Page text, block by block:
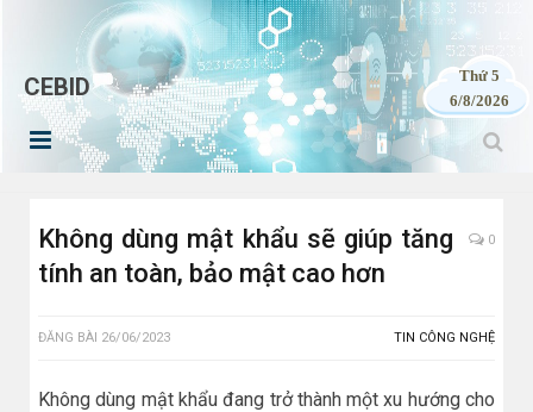
CEBID
Thứ 5
6/8/2026
Không dùng mật khẩu sẽ giúp tăng
tính an toàn, bảo mật cao hơn
0
ĐĂNG BÀI 26/06/2023 TIN CÔNG NGHỆ
Không dùng mật khẩu đang trở thành một xu hướng cho